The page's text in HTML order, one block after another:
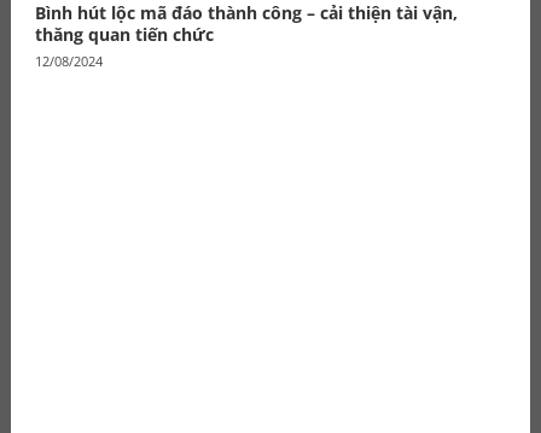
Bình hút lộc mã đáo thành công – cải thiện tài vận,
thăng quan tiến chức
12/08/2024